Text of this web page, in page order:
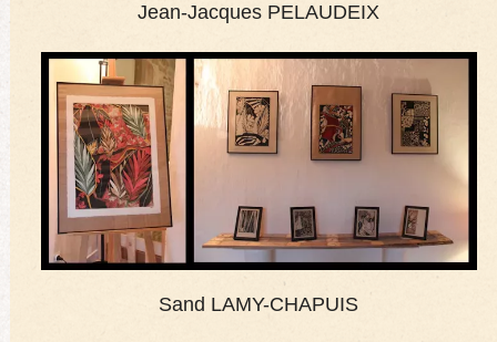
Jean-Jacques PELAUDEIX
Sand LAMY-CHAPUIS